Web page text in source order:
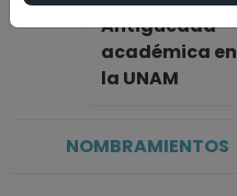
Antigüedad
académica en
la UNAM
NOMBRAMIENTOS